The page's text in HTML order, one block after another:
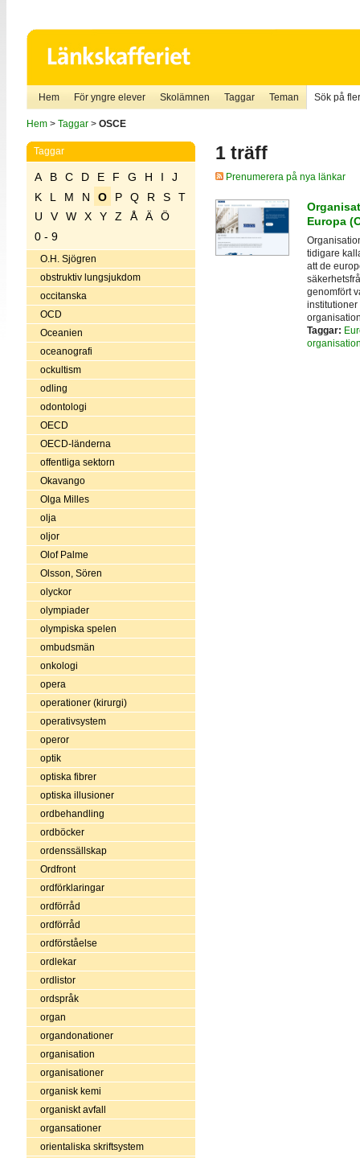
Hem För yngre elever Skolämnen Taggar Teman Sök på
Hem> Taggar> OSCE
Taggar
A B C D E F G H I
J
K
L M N O P Q R S
T
U
V W X Y Z Å Ä
Ö
0 - 9
O.H. Sjögren
obstruktiv lungsjukdom
occitanska
OCD
Oceanien
oceanografi
ockultism
odling
odontologi
OECD
OECD-länderna
offentliga sektorn
Okavango
Olga Milles
olja
oljor
Olof Palme
Olsson, Sören
olyckor
olympiader
olympiska spelen
ombudsmän
onkologi
opera
operationer (kirurgi)
operativsystem
operor
optik
optiska fibrer
optiska illusioner
ordbehandling
ordböcker
ordenssällskap
Ordfront
ordförklaringar
ordförråd
ordförråd
ordförståelse
ordlekar
ordlistor
ordspråk
organ
organdonationer
organisation
organisationer
organisk kemi
organiskt avfall
organsationer
orientaliska skriftsystem
1 träff
Prenumerera på nya länkar
Europa
tidigare
att de
genomfört
institutioner
Taggar: